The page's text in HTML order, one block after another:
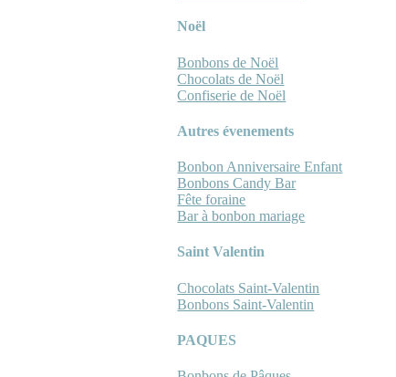
Noël
Bonbons de Noël
Chocolats de Noël
Confiserie de Noël
Autres évenements
Bonbon Anniversaire Enfant
Bonbons Candy Bar
Fête foraine
Bar à bonbon mariage
Saint Valentin
Chocolats Saint-Valentin
Bonbons Saint-Valentin
PAQUES